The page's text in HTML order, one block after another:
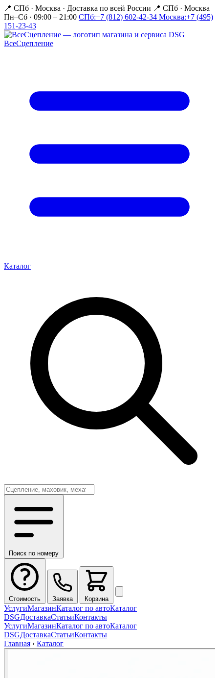
📍 СПб · Москва · Доставка по всей России 📍 СПб · Москва
Пн–Сб · 09:00 – 21:00 СПб:+7 (812) 602-42-34 Москва:+7 (495)
151-23-43
ВсеСцепление
Каталог
Поиск по номеру
Стоимость Заявка Корзина
УслугиМагазинКаталог по автоКаталог
DSGДоставкаСтатьиКонтакты
УслугиМагазинКаталог по автоКаталог
DSGДоставкаСтатьиКонтакты
Главная › Каталог